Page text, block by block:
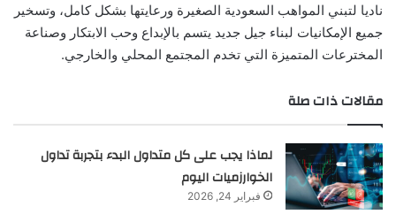
ناديا لتبني المواهب السعودية الصغيرة ورعايتها بشكل كامل، وتسخير
جميع الإمكانيات لبناء جيل جديد يتسم بالإبداع وحب الابتكار وصناعة
المخترعات المتميزة التي تخدم المجتمع المحلي والخارجي.
مقالات ذات صلة
لماذا يجب على كل متداول البدء بتجربة تداول
الخوارزميات اليوم
فبراير 24, 2026